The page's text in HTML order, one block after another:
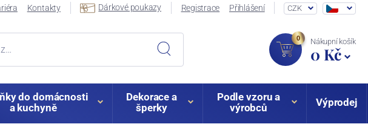
Kontakty Dárkové poukazy Registrace Přihlášení CZK
0 Nákupní košík
0 Kč
do domácnosti
a kuchyně
Dekorace a
šperky
Podle vzoru a
výrobců
Výprodej